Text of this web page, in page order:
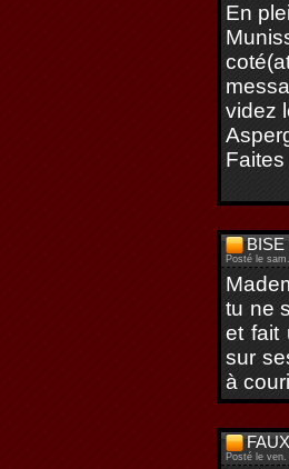
En
videz
BISE
Posté le
tu ne
et fait
sur
à
Posté le